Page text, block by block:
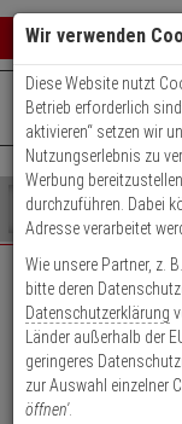
Shop
durchsuchen
Bitte
geben
Sie
mindestens
Zeichen
ein,
um
Es
wurde
noch
Kategorien
Suche
gestartet
+49 (0)821 899
Das
Wir verwenden
Diese Website nutzt
Betrieb erforderlich
aktivieren“ setzen wir
Nutzungserlebnis zu
Werbung
durchzuführen. Dabei
Adresse verarbeitet
Wie unsere Partner, z. B.
bitte deren
Datenschutzerklärung
Länder außerhalb der
geringeres
zur Auswahl einzelner
öffnen'.